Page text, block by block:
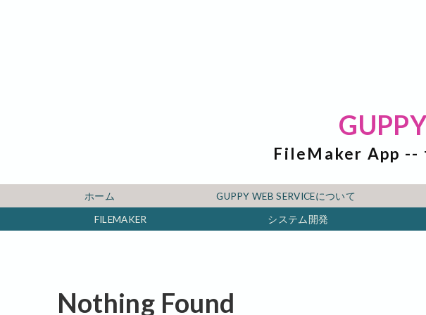
FileMaker App --
ホーム GUPPY WEB SERVICEについて
FILEMAKER システム開発
Nothing Found